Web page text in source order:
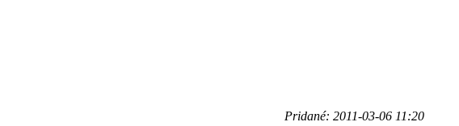
Pridané: 2011-03-06 11:20